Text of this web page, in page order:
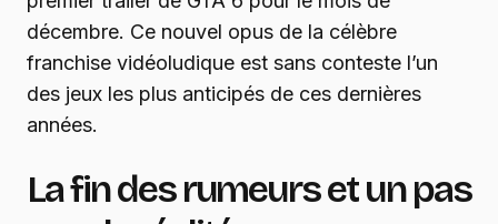
décembre. Ce nouvel opus de la célèbre
franchise vidéoludique est sans conteste l’un
des jeux les plus anticipés de ces dernières
années.
La fin des rumeurs et un pas